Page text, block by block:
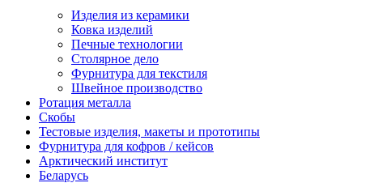
Изделия из керамики
Ковка изделий
Печные технологии
Столярное дело
Фурнитура для текстиля
Швейное производство
Ротация металла
Скобы
Тестовые изделия, макеты и прототипы
Фурнитура для кофров / кейсов
Арктический институт
Беларусь